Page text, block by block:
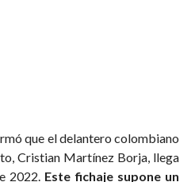
que el delantero colombiano
Cristian Martínez Borja, llega
2022. Este fichaje supone un